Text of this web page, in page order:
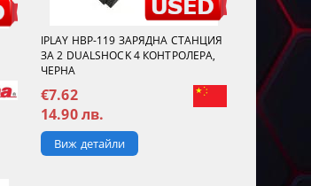
IPLAY HBP-119 ЗАРЯДНА СТАНЦИЯ
ЗА 2 DUALSHOCK 4 КОНТРОЛЕРА,
ЧЕРНА
€7.62
14.90 лв.
Виж детайли